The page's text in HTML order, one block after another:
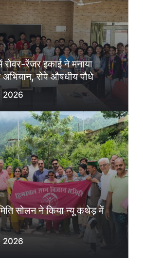
रेंजर इकाई ने मनाया
अभियान, रोपे औषधीय पौधे
2026
सोलन ने किया न्यू कथेड़ में
2026